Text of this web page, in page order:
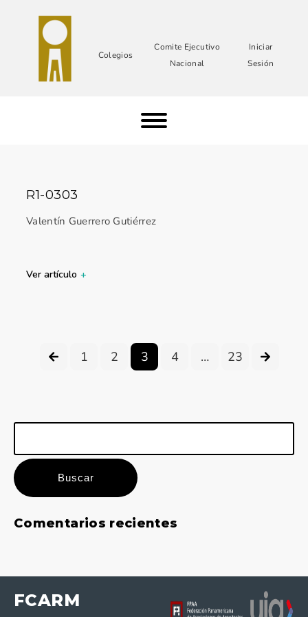
Colegios
Comite Ejecutivo
Nacional
Iniciar
Sesión
R1-0303
Valentín Guerrero Gutiérrez
Ver artículo +
1 2 3 4 … 23
Buscar:
Comentarios recientes
FCARM